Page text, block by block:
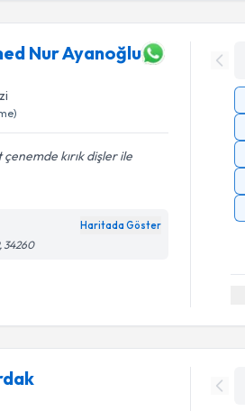
Nur Ayanoğlu
kırık dişler ile
Haritada Göster
34260